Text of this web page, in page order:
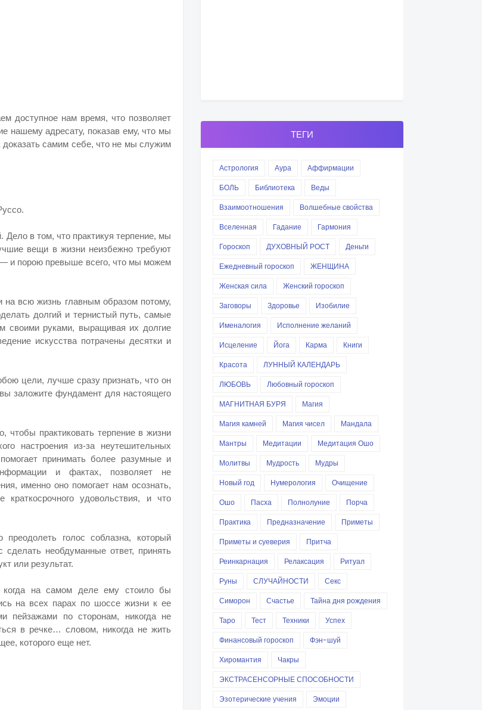
доступное нам время, что позволяет
нашему адресату, показав ему, что мы
доказать самим себе, что не мы служим
в том, что практикуя терпение, мы
вещи в жизни неизбежно требуют
— и порою превыше всего, что мы можем
всю жизнь главным образом потому,
долгий и тернистый путь, самые
руками, выращивая их долгие
искусства потрачены десятки и
цели, лучше сразу признать, что он
заложите фундамент для настоящего
чтобы практиковать терпение в жизни
настроения из-за неутешительных
принимать более разумные и
и фактах, позволяет не
именно оно помогает нам осознать,
краткосрочного удовольствия, и что
голос соблазна, который
сделать необдуманные ответ, принять
или результат.
когда на самом деле ему стоило бы
на всех парах по шоссе жизни к ее
пейзажами по сторонам, никогда не
в речке… словом, никогда не жить
которого еще нет.
ТЕГИ
Астрология Аура
Аффирмации
БОЛЬ
Библиотека
Веды
Взаимоотношения
Волшебные свойства
Вселенная
Гадание
Гармония
Гороскоп
ДУХОВНЫЙ РОСТ
Деньги
Ежедневный гороскоп
ЖЕНЩИНА
Женская сила
Женский гороскоп
Заговоры
Здоровье
Изобилие
Именалогия
Исполнение желаний
Исцеление
Йога Карма
Книги
Красота
ЛУННЫЙ КАЛЕНДАРЬ
ЛЮБОВЬ
Любовный гороскоп
МАГНИТНАЯ БУРЯ
Магия
Магия камней
Магия чисел
Мандала
Мантры
Медитации
Медитация Ошо
Молитвы
Мудрость
Мудры
Новый год
Нумерология
Очищение
Ошо
Пасха Полнолуние
Порча
Практика
Предназначение
Приметы
Приметы и суеверия
Притча
Реинкарнация
Релаксация
Ритуал
Руны
СЛУЧАЙНОСТИ
Секс
Симорон
Счастье
Тайна дня рождения
Таро
Тест Техники
Успех
Финансовый гороскоп
Фэн-шуй
Хиромантия
Чакры
ЭКСТРАСЕНСОРНЫЕ СПОСОБНОСТИ
Эзотерические учения
Эмоции